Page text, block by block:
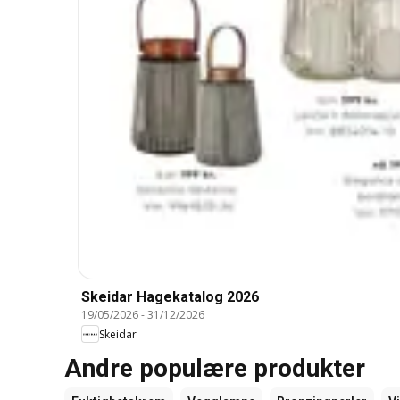
Skeidar Hagekatalog 2026
19/05/2026-31/12/2026
Skeidar
Andre populære produkter